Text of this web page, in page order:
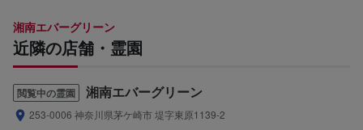
湘南エバーグリーン
近隣の店舗・霊園
閲覧中の霊園 湘南エバーグリーン
253-0006 神奈川県茅ケ崎市 堤字東原1139-2